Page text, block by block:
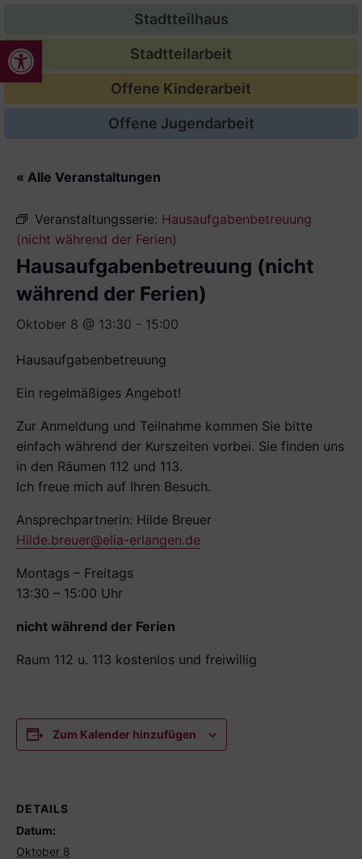
Werkzeugleiste öffnen
Stadtteilhaus
Stadtteilarbeit
Offene Kinderarbeit
Offene Jugendarbeit
« Alle Veranstaltungen
Veranstaltungsserie: Hausaufgabenbetreuung
(nicht während der Ferien)
Hausaufgabenbetreuung (nicht
während der Ferien)
Oktober 8 @ 13:30 - 15:00
Hausaufgabenbetreuung
Ein regelmäßiges Angebot!
Zur Anmeldung und Teilnahme kommen Sie bitte
einfach während der Kurszeiten vorbei. Sie finden uns
in den Räumen 112 und 113.
Ich freue mich auf Ihren Besuch.
Ansprechpartnerin: Hilde Breuer
Hilde.breuer@elia-erlangen.de
Montags – Freitags
13:30 – 15:00 Uhr
nicht während der Ferien
Raum 112 u. 113 kostenlos und freiwillig
Zum Kalender hinzufügen
DETAILS
Datum:
Oktober 8